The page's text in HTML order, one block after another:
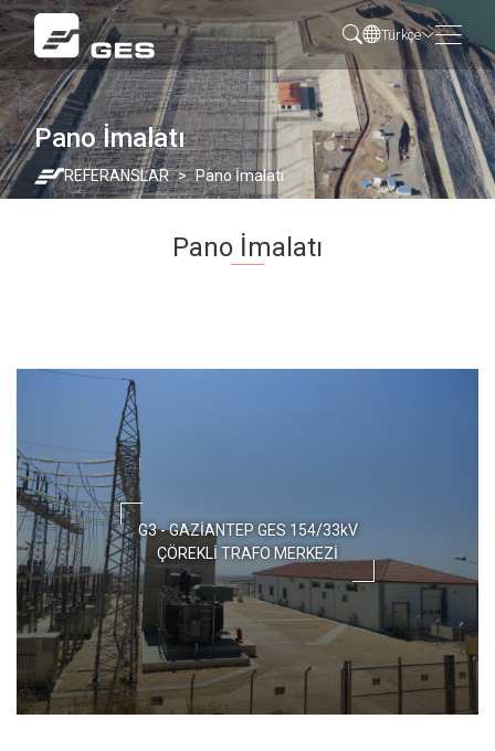
Türkçe
Pano İmalatı
REFERANSLAR Pano İmalatı
Pano İmalatı
G3 - GAZİANTEP GES 154/33kV
ÇÖREKLİ TRAFO MERKEZİ